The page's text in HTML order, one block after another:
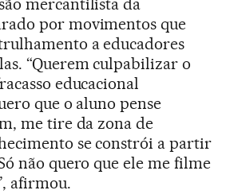
mercantilista da
por movimentos que
a educadores
“Querem culpabilizar o
educacional
que o aluno pense
me tire da zona de
se constrói a partir
não quero que ele me filme
afirmou.